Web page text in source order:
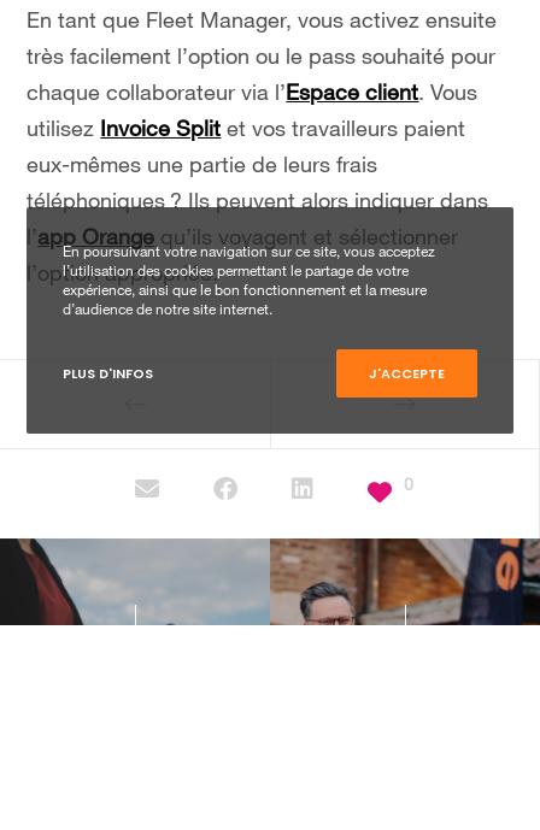
En tant que Fleet Manager, vous activez ensuite
très facilement l’option ou le pass souhaité pour
chaque collaborateur via l’Espace client. Vous
utilisez Invoice Split et vos travailleurs paient
eux-mêmes une partie de leurs frais
téléphoniques ? Ils peuvent alors indiquer dans
l’app Orange qu’ils voyagent et sélectionner
l’option appropriée.
0
En poursuivant votre navigation sur ce site, vous acceptez
l’utilisation des cookies permettant le partage de votre
expérience, ainsi que le bon fonctionnement et la mesure
d’audience de notre site internet.
PLUS D'INFOS J'ACCEPTE